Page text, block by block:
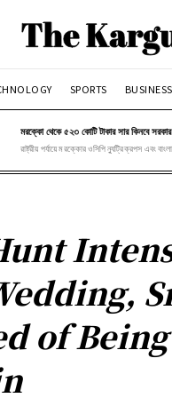
SPORTS BUSINESS
মরক্কো থেকে ৫২৩ কোটি টাকার সার কিনবে সরকার
রাষ্ট্রীয় পর্যায়ে মরক্কোর ওসিপি ন্যুট্রিক্রপস এবং
of